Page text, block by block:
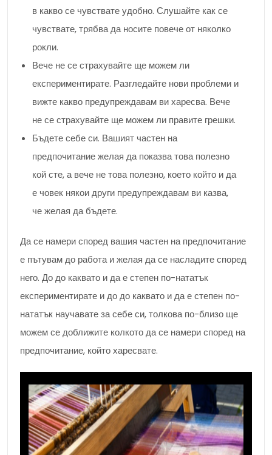
в какво се чувствате удобно. Слушайте как се
чувствате, трябва да носите повече от няколко
рокли.
Вече не се страхувайте ще можем ли
експериментирате. Разгледайте нови проблеми и
вижте какво предупреждавам ви харесва. Вече
не се страхувайте ще можем ли правите грешки.
Бъдете себе си. Вашият частен на
предпочитание желая да показва това полезно
кой сте, а вече не това полезно, което който и да
е човек някои други предупреждавам ви казва,
че желая да бъдете.
Да се намери според вашия частен на предпочитание
е пътувам до работа и желая да се насладите според
него. До до каквато и да е степен по-нататък
експериментирате и до до каквато и да е степен по-
нататък научавате за себе си, толкова по-близо ще
можем се доближите колкото да се намери според на
предпочитание, който харесвате.